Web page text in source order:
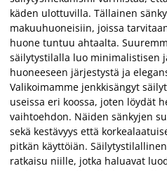
käden ulottuvilla. Tällainen
makuuhuoneisiin, joissa
huone tuntuu ahtaalta.
säilytystilalla luo minimalistisen
huoneeseen järjestystä ja
Valikoimamme jenkkisängyt
useissa eri koossa, joten löydät
vaihtoehdon. Näiden sänkyjen
sekä kestävyys että
pitkän käyttöiän.
ratkaisu niille, jotka haluavat